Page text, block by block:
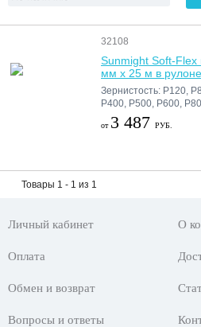
32108
Sunmight Soft-
мм х 25 м в
Зернистость: P120,
P400, P500, P600,
от 3 487 РУБ.
Товары 1 - 1 из 1
Личный кабинет О
Оплата
Обмен и возврат
Вопросы и ответы